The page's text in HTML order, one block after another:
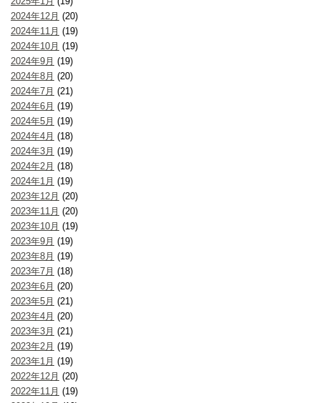
2024年12月 (20)
2024年11月 (19)
2024年10月 (19)
2024年9月 (19)
2024年8月 (20)
2024年7月 (21)
2024年6月 (19)
2024年5月 (19)
2024年4月 (18)
2024年3月 (19)
2024年2月 (18)
2024年1月 (19)
2023年12月 (20)
2023年11月 (20)
2023年10月 (19)
2023年9月 (19)
2023年8月 (19)
2023年7月 (18)
2023年6月 (20)
2023年5月 (21)
2023年4月 (20)
2023年3月 (21)
2023年2月 (19)
2023年1月 (19)
2022年12月 (20)
2022年11月 (19)